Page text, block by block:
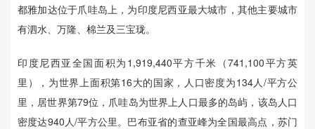
都雅加达位于爪哇岛上，为印度尼西亚最大城市，其他主要城市
有泗水、万隆、棉兰及三宝珑。
印度尼西亚全国面积为1,919,440平方千米（741,100平方英
里），为世界上面积第16大的国家，人口密度为134人/平方公
里，居世界第79位，爪哇岛为世界上人口最多的岛屿，该岛人口
密度达940人/平方公里。巴布亚省的查亚峰为全国最高点，苏门